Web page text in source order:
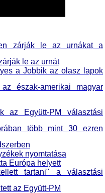
zárják le az urnákat a
le az urnát
a Jobbik az olasz lapok
észak-amerikai magyar
az Együtt-PM választási
több mint 30 ezren
nyomtatása
Európa helyett
tartani" a választási
az Együtt-PM